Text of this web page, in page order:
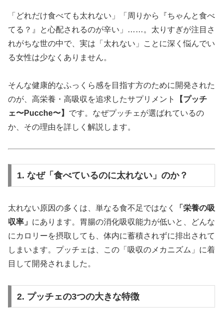
「どれだけ食べても太れない」「周りから『ちゃんと食べ
てる？』と心配されるのが辛い」……。太りすぎが注目さ
れがちな世の中で、実は「太れない」ことに深く悩んでい
る女性は少なくありません。
そんな健康的なふっくら感を目指す方のために開発された
のが、高栄養・高吸収を追求したサプリメント
【プッチ
ェ〜Pucche〜】 です。なぜプッチェが選ばれているの
か、その理由を詳しく解説します。
1. なぜ「食べているのに太れない」のか？
太れない原因の多くは、単なる食不足ではなく
「栄養の吸
収率」 にあります。胃腸の消化吸収能力が低いと、どんな
にカロリーを摂取しても、体内に蓄積されずに排出されて
しまいます。プッチェは、この「吸収のメカニズム」に着
目して開発されました。
2. プッチェの3つの大きな特徴